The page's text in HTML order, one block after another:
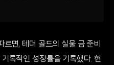
면, 테더 골드의 실물 금 준비
록적인 성장률을 기록했다. 현